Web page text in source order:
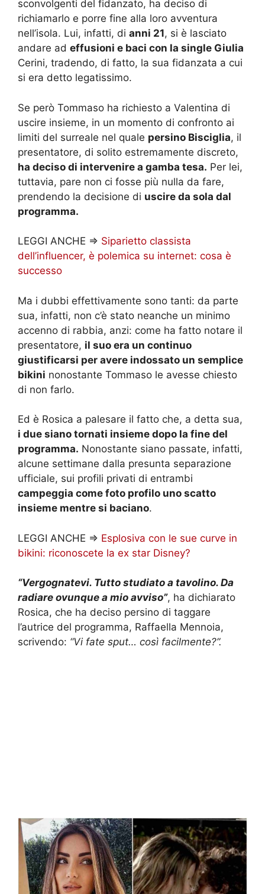
sconvolgenti del fidanzato, ha deciso di
richiamarlo e porre fine alla loro avventura
nell’isola. Lui, infatti, di anni 21, si è lasciato
andare ad effusioni e baci con la single Giulia
Cerini, tradendo, di fatto, la sua fidanzata a cui
si era detto legatissimo.
Se però Tommaso ha richiesto a Valentina di
uscire insieme, in un momento di confronto ai
limiti del surreale nel quale persino Bisciglia, il
presentatore, di solito estremamente discreto,
ha deciso di intervenire a gamba tesa. Per lei,
tuttavia, pare non ci fosse più nulla da fare,
prendendo la decisione di uscire da sola dal
programma.
LEGGI ANCHE => Siparietto classista
dell’influencer, è polemica su internet: cosa è
successo
Ma i dubbi effettivamente sono tanti: da parte
sua, infatti, non c’è stato neanche un minimo
accenno di rabbia, anzi: come ha fatto notare il
presentatore, il suo era un continuo
giustificarsi per avere indossato un semplice
bikini nonostante Tommaso le avesse chiesto
di non farlo.
Ed è Rosica a palesare il fatto che, a detta sua,
i due siano tornati insieme dopo la fine del
programma. Nonostante siano passate, infatti,
alcune settimane dalla presunta separazione
ufficiale, sui profili privati di entrambi
campeggia come foto profilo uno scatto
insieme mentre si baciano.
LEGGI ANCHE => Esplosiva con le sue curve in
bikini: riconoscete la ex star Disney?
“Vergognatevi. Tutto studiato a tavolino. Da
radiare ovunque a mio avviso”, ha dichiarato
Rosica, che ha deciso persino di taggare
l’autrice del programma, Raffaella Mennoia,
scrivendo: “Vi fate sput… così facilmente?”.